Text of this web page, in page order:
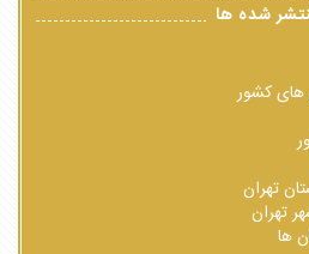
شده ها
های کشور
تهران
تهران
ها